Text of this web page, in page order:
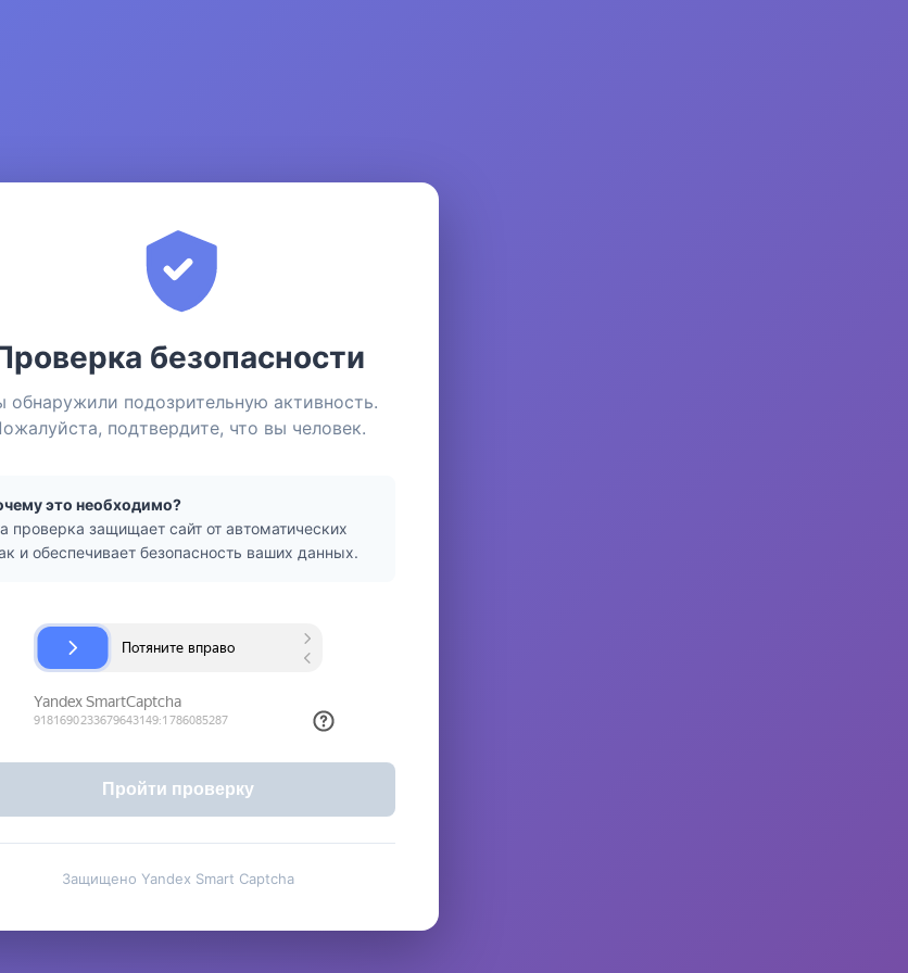
безопасности
обнаружили подозрительную активность.
подтвердите, что вы человек.
это необходимо?
проверка защищает сайт от автоматических
и обеспечивает безопасность ваших данных.
Пройти проверку
Защищено Yandex Smart Captcha